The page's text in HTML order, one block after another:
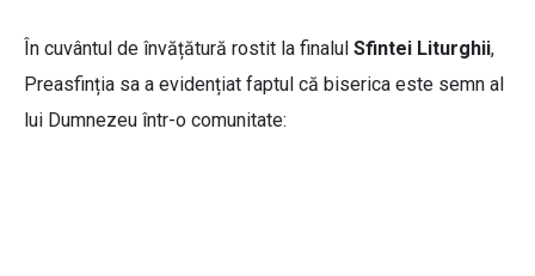
În cuvântul de învățătură rostit la finalul Sfintei Liturghii,
Preasfinția sa a evidențiat faptul că biserica este semn al
lui Dumnezeu într-o comunitate: